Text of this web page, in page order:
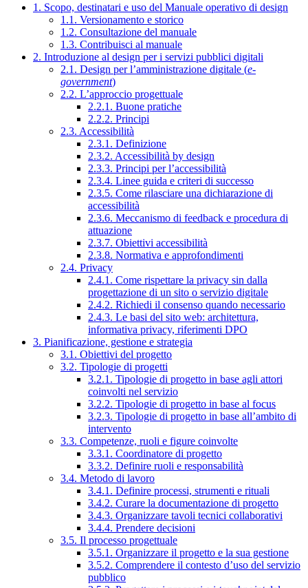
1. Scopo, destinatari e uso del Manuale operativo di design
1.1. Versionamento e storico
1.2. Consultazione del manuale
1.3. Contribuisci al manuale
2. Introduzione al design per i servizi pubblici digitali
2.1. Design per l’amministrazione digitale (e-
government)
2.2. L’approccio progettuale
2.2.1. Buone pratiche
2.2.2. Principi
2.3. Accessibilità
2.3.1. Definizione
2.3.2. Accessibilità by design
2.3.3. Principi per l’accessibilità
2.3.4. Linee guida e criteri di successo
2.3.5. Come rilasciare una dichiarazione di
accessibilità
2.3.6. Meccanismo di feedback e procedura di
attuazione
2.3.7. Obiettivi accessibilità
2.3.8. Normativa e approfondimenti
2.4. Privacy
2.4.1. Come rispettare la privacy sin dalla
progettazione di un sito o servizio digitale
2.4.2. Richiedi il consenso quando necessario
2.4.3. Le basi del sito web: architettura,
informativa privacy, riferimenti DPO
3. Pianificazione, gestione e strategia
3.1. Obiettivi del progetto
3.2. Tipologie di progetti
3.2.1. Tipologie di progetto in base agli attori
coinvolti nel servizio
3.2.2. Tipologie di progetto in base al focus
3.2.3. Tipologie di progetto in base all’ambito di
intervento
3.3. Competenze, ruoli e figure coinvolte
3.3.1. Coordinatore di progetto
3.3.2. Definire ruoli e responsabilità
3.4. Metodo di lavoro
3.4.1. Definire processi, strumenti e rituali
3.4.2. Curare la documentazione di progetto
3.4.3. Organizzare tavoli tecnici collaborativi
3.4.4. Prendere decisioni
3.5. Il processo progettuale
3.5.1. Organizzare il progetto e la sua gestione
3.5.2. Comprendere il contesto d’uso del servizio
pubblico